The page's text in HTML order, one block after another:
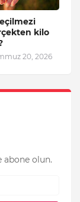
kilo
20, 2026
abone olun.